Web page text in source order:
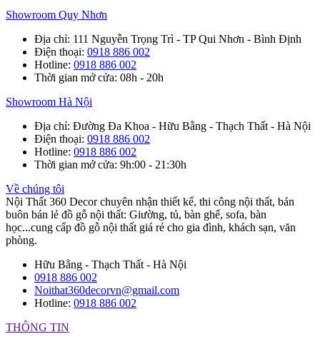
Showroom Quy Nhơn
Địa chỉ: 111 Nguyễn Trọng Trì - TP Qui Nhơn - Bình Định
Điện thoại: 0918 886 002
Hotline: 0918 886 002
Thời gian mở cửa: 08h - 20h
Showroom Hà Nội
Địa chỉ: Đường Đa Khoa - Hữu Bằng - Thạch Thất - Hà Nội
Điện thoại: 0918 886 002
Hotline: 0918 886 002
Thời gian mở cửa: 9h:00 - 21:30h
Về chúng tôi
Nội Thất 360 Decor chuyên nhận thiết kế, thi công nội thất, bán
buôn bán lẻ đồ gỗ nội thất: Giường, tủ, bàn ghế, sofa, bàn
học...cung cấp đồ gỗ nội thất giá rẻ cho gia đình, khách sạn, văn
phòng.
Hữu Bằng - Thạch Thất - Hà Nội
0918 886 002
Noithat360decorvn@gmail.com
Hotline: 0918 886 002
THÔNG TIN